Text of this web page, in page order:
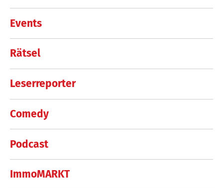
Events
Rätsel
Leserreporter
Comedy
Podcast
ImmoMARKT